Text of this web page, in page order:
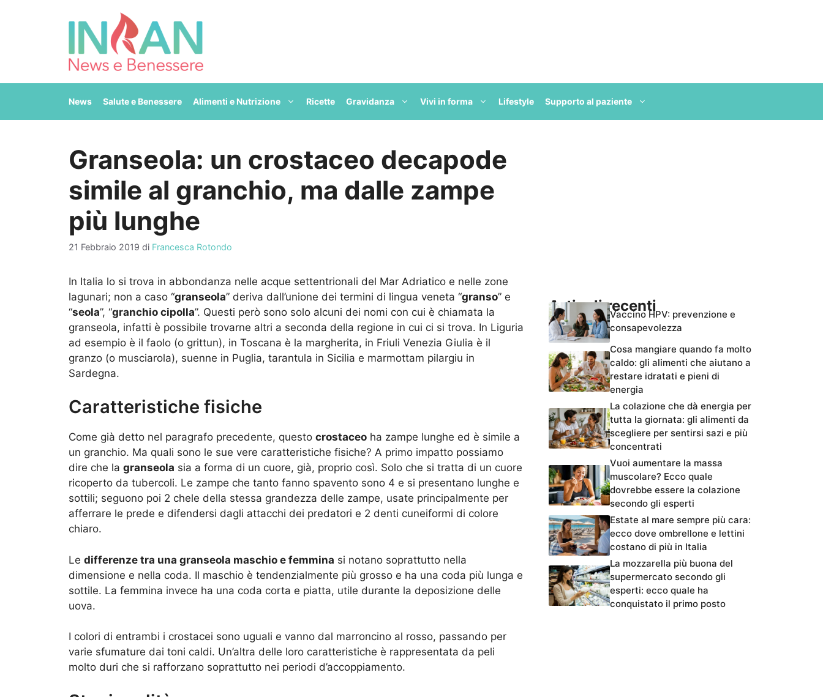
News Salute e Benessere Alimenti e Nutrizione Ricette Gravidanza Vivi in forma Lifestyle Supporto al paziente
Granseola: un crostaceo decapode
simile al granchio, ma dalle zampe
più lunghe
21 Febbraio 2019 di Francesca Rotondo
In Italia lo si trova in abbondanza nelle acque settentrionali del Mar Adriatico e nelle zone
lagunari; non a caso “granseola” deriva dall’unione dei termini di lingua veneta “granso” e
“seola”, “granchio cipolla”. Questi però sono solo alcuni dei nomi con cui è chiamata la
granseola, infatti è possibile trovarne altri a seconda della regione in cui ci si trova. In Liguria
ad esempio è il faolo (o grittun), in Toscana è la margherita, in Friuli Venezia Giulia è il
granzo (o musciarola), suenne in Puglia, tarantula in Sicilia e marmottam pilargiu in
Sardegna.
Caratteristiche fisiche
Come già detto nel paragrafo precedente, questo crostaceo ha zampe lunghe ed è simile a
un granchio. Ma quali sono le sue vere caratteristiche fisiche? A primo impatto possiamo
dire che la granseola sia a forma di un cuore, già, proprio così. Solo che si tratta di un cuore
ricoperto da tubercoli. Le zampe che tanto fanno spavento sono 4 e si presentano lunghe e
sottili; seguono poi 2 chele della stessa grandezza delle zampe, usate principalmente per
afferrare le prede e difendersi dagli attacchi dei predatori e 2 denti cuneiformi di colore
chiaro.
Le differenze tra una granseola maschio e femmina si notano soprattutto nella
dimensione e nella coda. Il maschio è tendenzialmente più grosso e ha una coda più lunga e
sottile. La femmina invece ha una coda corta e piatta, utile durante la deposizione delle
uova.
I colori di entrambi i crostacei sono uguali e vanno dal marroncino al rosso, passando per
varie sfumature dai toni caldi. Un’altra delle loro caratteristiche è rappresentata da peli
molto duri che si rafforzano soprattutto nei periodi d’accoppiamento.
Articoli recentiVaccino HPV: prevenzione e
consapevolezza
Cosa mangiare quando fa molto
caldo: gli alimenti che aiutano a
restare idratati e pieni di
energia
La colazione che dà energia per
tutta la giornata: gli alimenti da
scegliere per sentirsi sazi e più
concentrati
Vuoi aumentare la massa
muscolare? Ecco quale
dovrebbe essere la colazione
secondo gli esperti
Estate al mare sempre più cara:
ecco dove ombrellone e lettini
costano di più in Italia
La mozzarella più buona del
supermercato secondo gli
esperti: ecco quale ha
conquistato il primo posto